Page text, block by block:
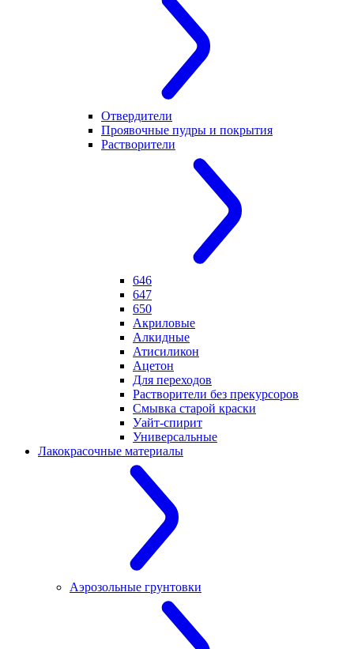
Отвердители
Проявочные пудры и покрытия
Растворители
646
647
650
Акриловые
Алкидные
Атисиликон
Ацетон
Для переходов
Растворители без прекурсоров
Смывка старой краски
Уайт-спирит
Универсальные
Лакокрасочные материалы
Аэрозольные грунтовки